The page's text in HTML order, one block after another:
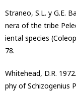
Straneo, S.L. y G.E.
nera of the tribe
iental species
78.
Whitehead, D.R.
phy of Schizogenius